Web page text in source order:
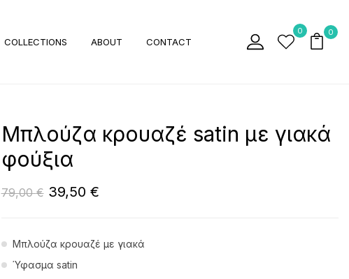
COLLECTIONS ABOUT CONTACT
0 0
Μπλούζα κρουαζέ satin με γιακά
φούξια
79,00€ 39,50 €
Μπλούζα κρουαζέ με γιακά
Ύφασμα satin